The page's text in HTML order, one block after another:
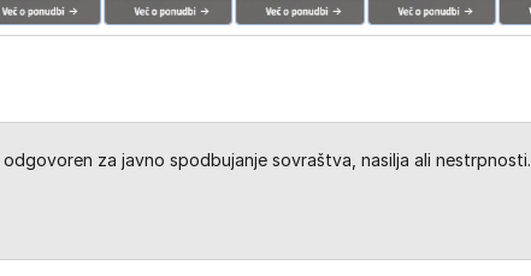
za javno spodbujanje sovraštva, nasilja ali nestrpnosti.